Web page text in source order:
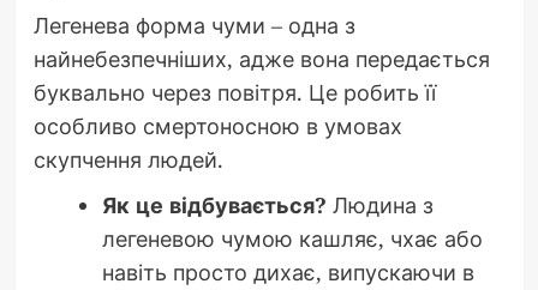
Легенева форма чуми – одна з
найнебезпечніших, адже вона передається
буквально через повітря. Це робить її
особливо смертоносною в умовах
скупчення людей.
Як це відбувається? Людина з
легеневою чумою кашляє, чхає або
навіть просто дихає, випускаючи в